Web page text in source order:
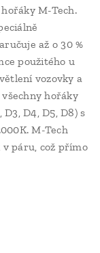
M-Tech.
až o 30 %
použitého u
vozovky a
hořáky
D4, D5, D8) s
M-Tech
páru, což přímo